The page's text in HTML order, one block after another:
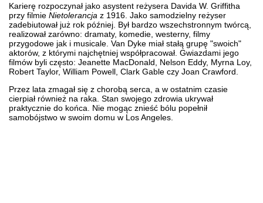
Karierę rozpoczynał jako asystent reżysera Davida W. Griffitha
przy filmie Nietolerancja z 1916. Jako samodzielny reżyser
zadebiutował już rok później. Był bardzo wszechstronnym twórcą,
realizował zarówno: dramaty, komedie, westerny, filmy
przygodowe jak i musicale. Van Dyke miał stałą grupę "swoich"
aktorów, z którymi najchętniej współpracował. Gwiazdami jego
filmów byli często: Jeanette MacDonald, Nelson Eddy, Myrna Loy,
Robert Taylor, William Powell, Clark Gable czy Joan Crawford.
Przez lata zmagał się z chorobą serca, a w ostatnim czasie
cierpiał również na raka. Stan swojego zdrowia ukrywał
praktycznie do końca. Nie mogąc znieść bólu popełnił
samobójstwo w swoim domu w Los Angeles.